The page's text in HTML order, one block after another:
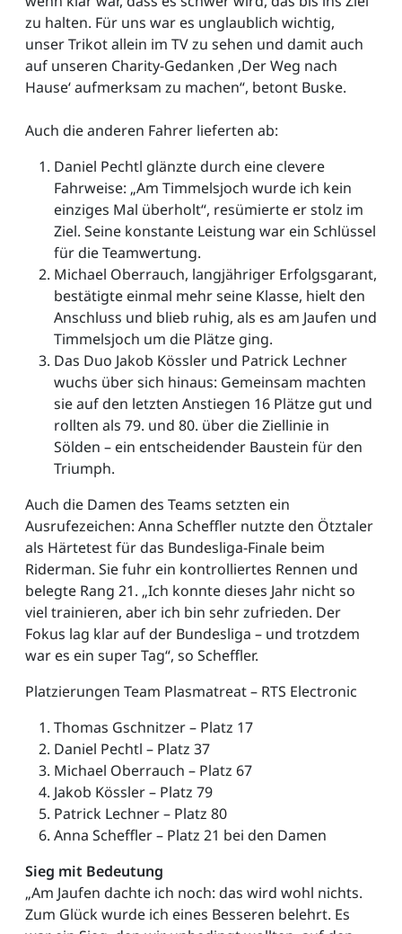
zu halten. Für uns war es unglaublich wichtig,
unser Trikot allein im TV zu sehen und damit auch
auf unseren Charity-Gedanken ‚Der Weg nach
Hause‘ aufmerksam zu machen“, betont Buske.
Auch die anderen Fahrer lieferten ab:
Daniel Pechtl glänzte durch eine clevere
Fahrweise: „Am Timmelsjoch wurde ich kein
einziges Mal überholt“, resümierte er stolz im
Ziel. Seine konstante Leistung war ein Schlüssel
für die Teamwertung.
Michael Oberrauch, langjähriger Erfolgsgarant,
bestätigte einmal mehr seine Klasse, hielt den
Anschluss und blieb ruhig, als es am Jaufen und
Timmelsjoch um die Plätze ging.
Das Duo Jakob Kössler und Patrick Lechner
wuchs über sich hinaus: Gemeinsam machten
sie auf den letzten Anstiegen 16 Plätze gut und
rollten als 79. und 80. über die Ziellinie in
Sölden – ein entscheidender Baustein für den
Triumph.
Auch die Damen des Teams setzten ein
Ausrufezeichen: Anna Scheffler nutzte den Ötztaler
als Härtetest für das Bundesliga-Finale beim
Riderman. Sie fuhr ein kontrolliertes Rennen und
belegte Rang 21. „Ich konnte dieses Jahr nicht so
viel trainieren, aber ich bin sehr zufrieden. Der
Fokus lag klar auf der Bundesliga – und trotzdem
war es ein super Tag“, so Scheffler.
Platzierungen Team Plasmatreat – RTS Electronic
Thomas Gschnitzer – Platz 17
Daniel Pechtl – Platz 37
Michael Oberrauch – Platz 67
Jakob Kössler – Platz 79
Patrick Lechner – Platz 80
Anna Scheffler – Platz 21 bei den Damen
Sieg mit Bedeutung
„Am Jaufen dachte ich noch: das wird wohl nichts.
Zum Glück wurde ich eines Besseren belehrt. Es